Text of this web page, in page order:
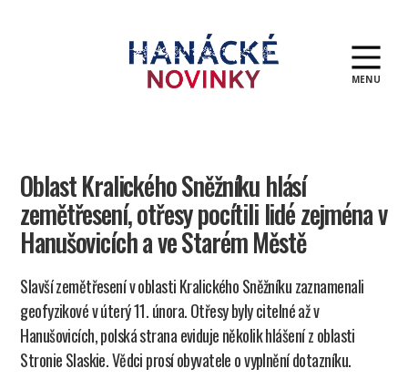
MENU
Oblast Kralického Sněžníku hlásí
zemětřesení, otřesy pocítili lidé zejména v
Hanušovicích a ve Starém Městě
Slavší zemětřesení v oblasti Kralického Sněžníku zaznamenali
geofyzikové v úterý 11. února. Otřesy byly citelné až v
Hanušovicích, polská strana eviduje několik hlášení z oblasti
Stronie Slaskie. Vědci prosí obyvatele o vyplnění dotazníku.